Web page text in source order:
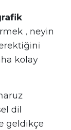
, neyin
kolay
dil
geldikçe